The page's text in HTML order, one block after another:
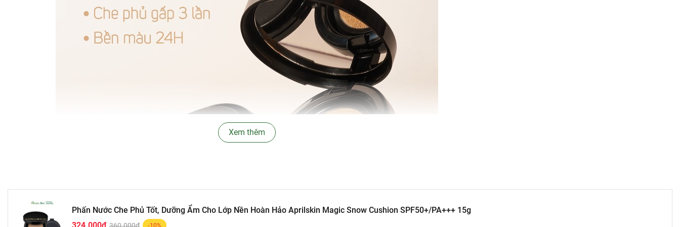
Xem thêm
Phấn Nước Che Phủ Tốt, Dưỡng Ẩm Cho Lớp Nền Hoàn Hảo Aprilskin Magic Snow Cushion SPF50+/PA+++ 15g
324.000₫ 360.000₫ -10%